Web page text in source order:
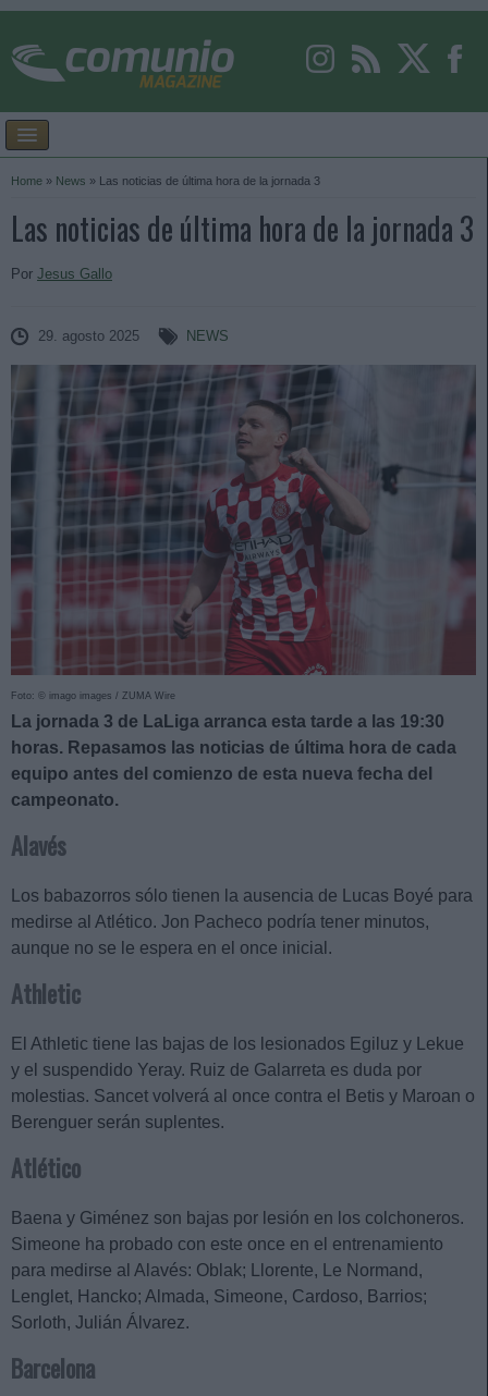
Home » News » Las noticias de última hora de la jornada 3
Las noticias de última hora de la jornada 3
Por Jesus Gallo
29. agosto 2025 NEWS
Foto: © imago images / ZUMA Wire
La jornada 3 de LaLiga arranca esta tarde a las 19:30
horas. Repasamos las noticias de última hora de cada
equipo antes del comienzo de esta nueva fecha del
campeonato.
Alavés
Los babazorros sólo tienen la ausencia de Lucas Boyé para
medirse al Atlético. Jon Pacheco podría tener minutos,
aunque no se le espera en el once inicial.
Athletic
El Athletic tiene las bajas de los lesionados Egiluz y Lekue
y el suspendido Yeray. Ruiz de Galarreta es duda por
molestias. Sancet volverá al once contra el Betis y Maroan o
Berenguer serán suplentes.
Atlético
Baena y Giménez son bajas por lesión en los colchoneros.
Simeone ha probado con este once en el entrenamiento
para medirse al Alavés: Oblak; Llorente, Le Normand,
Lenglet, Hancko; Almada, Simeone, Cardoso, Barrios;
Sorloth, Julián Álvarez.
Barcelona